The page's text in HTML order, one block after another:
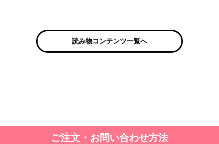
読み物コンテンツ一覧へ
ご注文・お問い合わせ方法